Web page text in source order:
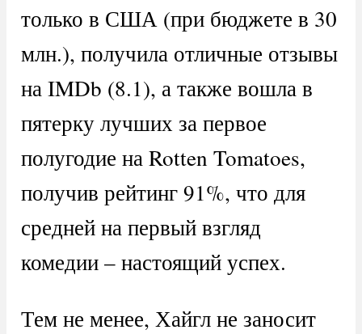
только в США (при бюджете в 30
млн.), получила отличные отзывы
на IMDb (8.1), а также вошла в
пятерку лучших за первое
полугодие на Rotten Tomatoes,
получив рейтинг 91%, что для
средней на первый взгляд
комедии – настоящий успех.
Тем не менее, Хайгл не заносит